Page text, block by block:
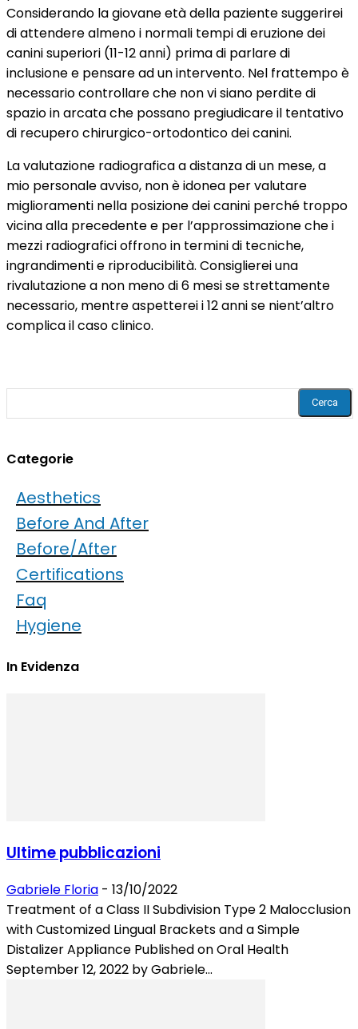
Considerando la giovane età della paziente suggerirei
di attendere almeno i normali tempi di eruzione dei
canini superiori (11-12 anni) prima di parlare di
inclusione e pensare ad un intervento. Nel frattempo è
necessario controllare che non vi siano perdite di
spazio in arcata che possano pregiudicare il tentativo
di recupero chirurgico-ortodontico dei canini.
La valutazione radiografica a distanza di un mese, a
mio personale avviso, non è idonea per valutare
miglioramenti nella posizione dei canini perché troppo
vicina alla precedente e per l’approssimazione che i
mezzi radiografici offrono in termini di tecniche,
ingrandimenti e riproducibilità. Consiglierei una
rivalutazione a non meno di 6 mesi se strettamente
necessario, mentre aspetterei i 12 anni se nient’altro
complica il caso clinico.
Cerca
Categorie
Aesthetics
Before And After
Before/after
Certifications
Faq
Hygiene
In Evidenza
Ultime pubblicazioni
Gabriele Floria - 13/10/2022
Treatment of a Class II Subdivision Type 2 Malocclusion
with Customized Lingual Brackets and a Simple
Distalizer Appliance Published on Oral Health
September 12, 2022 by Gabriele...